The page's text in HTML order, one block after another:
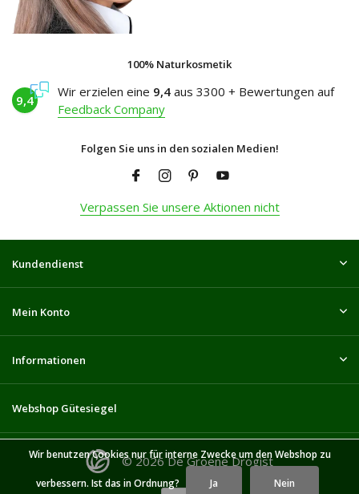
100% Naturkosmetik
9,4
Wir erzielen eine 9,4 aus 3300 + Bewertungen auf
Feedback Company
Folgen Sie uns in den sozialen Medien!
Verpassen Sie unsere Aktionen nicht
Kundendienst
Mein Konto
Informationen
Webshop Gütesiegel
© 2026 De Groene Drogist
Wir benutzen Cookies nur für interne Zwecke um den Webshop zu
verbessern. Ist das in Ordnung? Ja Nein